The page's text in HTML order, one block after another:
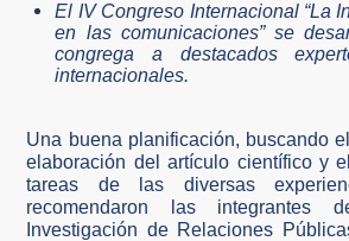
El IV Congreso Internacional “La
en las comunicaciones” se
congrega a destacados
internacionales.
Una buena planificación, buscando
elaboración del artículo científico y
tareas de las diversas
recomendaron las integrantes
Investigación de Relaciones